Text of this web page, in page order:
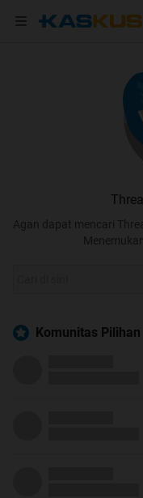
Agan dapat mencari
Komunitas Pilihan